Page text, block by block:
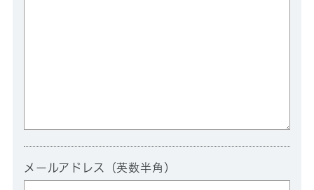
メールアドレス（英数半角）